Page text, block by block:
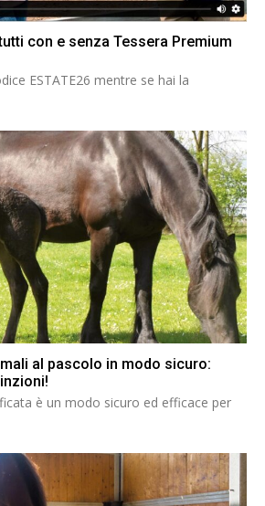
con e senza Tessera Premium
ESTATE26 mentre se hai la
al pascolo in modo sicuro:
è un modo sicuro ed efficace per